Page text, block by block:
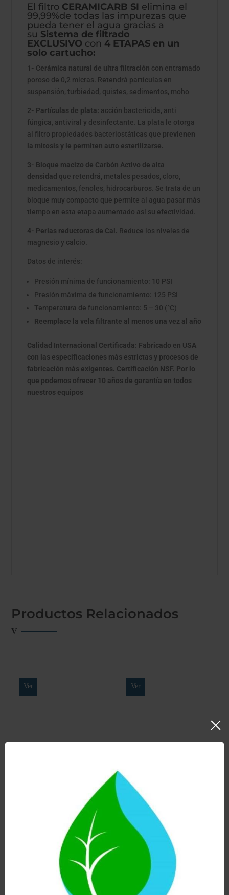
El filtro CERAMICARB SI elimina el
99,99%de todas las impurezas que
pueda tener el agua gracias a
su Sistema de filtrado
EXCLUSIVO con 4 ETAPAS en un
solo cartucho:
1- Cerámica natural de ultra filtración con entramado
poroso de 0,2 micras. Retendrá partículas en
suspensión, turbiedad, quistes, sedimentos, moho
2- Partículas de plata: acción bactericida, anti
fúngica, antiviral y desinfectante. La plata le otorga
al filtro propiedades bacteriostáticas que previenen
la mitosis y le permiten auto esterilizarse.
3- Bloque macizo de Carbón Activo de alta
densidad que retendrá, metales pesados, cloro,
medicamentos, fenoles, hidrocarburos. Se trata de un
bloque muy compacto que permite al agua pasar más
tiempo en esta etapa aumentado así su efectividad.
4- Perlas reductoras de Cal. Reduce los niveles de
magnesio y calcio.
Datos de interés:
Presión mínima de funcionamiento: 10 PSI
Presión máxima de funcionamiento: 125 PSI
Temperatura de funcionamiento: 5 – 30 (°C)
Reemplace la vela filtrante al menos una vez al año
Calidad Internacional Certificada: Fabricado en USA
con las especificaciones más estrictas y procesos de
fabricación más exigentes. Certificación NSF. Por lo
que podemos ofrecer 10 años de garantía en todos
nuestros equipos
Productos Relacionados
HAY EXISTENCIAS
Ver
NITRATOS
379,00
HAY EXISTENCIAS
Ver